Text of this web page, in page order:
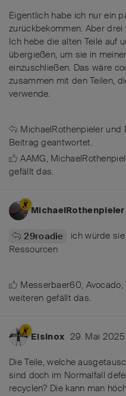
Eigentlich habe ich nur ein
zurückbekommen. Aber
Ich hebe die alten Teile auf
übergießen, um sie in
einzuschließen. Das wäre
zusammen mit den Teilen,
verwende.
MichaelRothenpieler und
Beitrag geantwortet.
AAMG,
gefällt das.
MichaelRothenpieler
29roadie
ich würde
Ressourcen
Messerbaer60, Avocado,
weiteren gefällt das.
Elsinox 29. Mai 2025
Die Teile, welche
sind doch im Normalfall
recyclen? Die kann man